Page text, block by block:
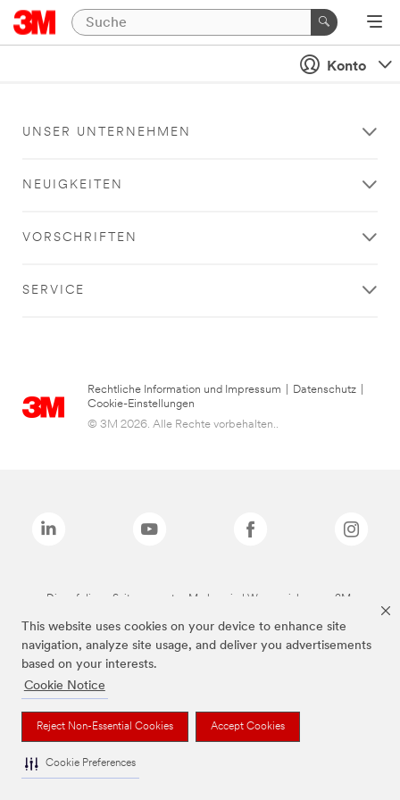
This website uses cookies on your device to enhance site
navigation, analyze site usage, and deliver you advertisements
based on your interests.
Cookie Notice
Reject Non-Essential Cookies Accept Cookies
Cookie Preferences
Konto
UNSER UNTERNEHMEN
NEUIGKEITEN
VORSCHRIFTEN
SERVICE
Rechtliche Information und Impressum Datenschutz
Cookie-Einstellungen
© 3M 2026. Alle Rechte vorbehalten..
Die auf dieser Seite genannten Marken sind Warenzeichen von 3M.